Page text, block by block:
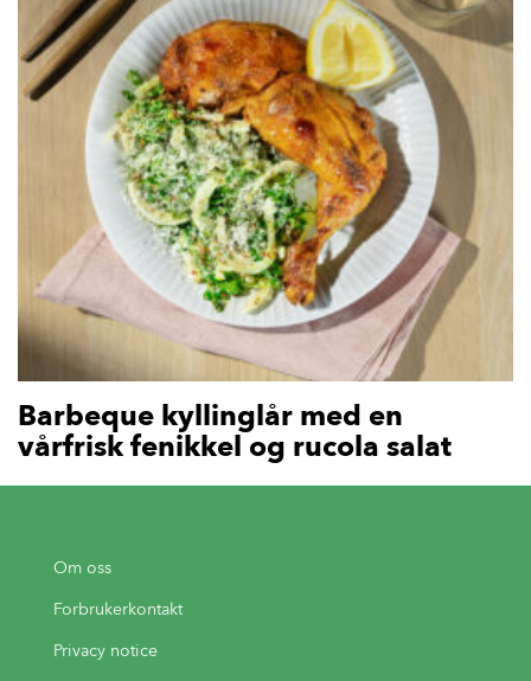
Barbeque kyllinglår med en
vårfrisk fenikkel og rucola salat
Om oss
Forbrukerkontakt
Privacy notice